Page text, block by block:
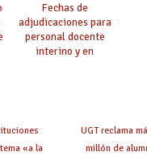
Fechas de
adjudicaciones para
personal docente
interino y en
«a la
UGT reclama
millón de